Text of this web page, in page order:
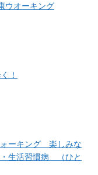
ウオーキング
！
ーキング 楽しみな
生活習慣病 （ひと